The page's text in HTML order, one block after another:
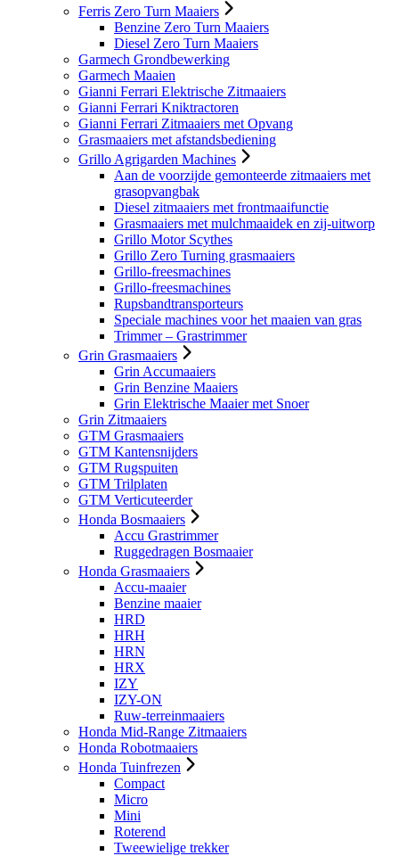
Ferris Zero Turn Maaiers
Benzine Zero Turn Maaiers
Diesel Zero Turn Maaiers
Garmech Grondbewerking
Garmech Maaien
Gianni Ferrari Elektrische Zitmaaiers
Gianni Ferrari Kniktractoren
Gianni Ferrari Zitmaaiers met Opvang
Grasmaaiers met afstandsbediening
Grillo Agrigarden Machines
Aan de voorzijde gemonteerde zitmaaiers met
grasopvangbak
Diesel zitmaaiers met frontmaaifunctie
Grasmaaiers met mulchmaaidek en zij-uitworp
Grillo Motor Scythes
Grillo Zero Turning grasmaaiers
Grillo-freesmachines
Grillo-freesmachines
Rupsbandtransporteurs
Speciale machines voor het maaien van gras
Trimmer – Grastrimmer
Grin Grasmaaiers
Grin Accumaaiers
Grin Benzine Maaiers
Grin Elektrische Maaier met Snoer
Grin Zitmaaiers
GTM Grasmaaiers
GTM Kantensnijders
GTM Rugspuiten
GTM Trilplaten
GTM Verticuteerder
Honda Bosmaaiers
Accu Grastrimmer
Ruggedragen Bosmaaier
Honda Grasmaaiers
Accu-maaier
Benzine maaier
HRD
HRH
HRN
HRX
IZY
IZY-ON
Ruw-terreinmaaiers
Honda Mid-Range Zitmaaiers
Honda Robotmaaiers
Honda Tuinfrezen
Compact
Micro
Mini
Roterend
Tweewielige trekker